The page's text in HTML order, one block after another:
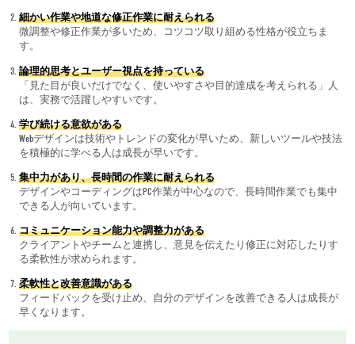
細かい作業や地道な修正作業に耐えられる
微調整や修正作業が多いため、コツコツ取り組める性格が役立ちま
す。
論理的思考とユーザー視点を持っている
「見た目が良いだけでなく、使いやすさや目的達成を考えられる」人
は、実務で活躍しやすいです。
学び続ける意欲がある
Webデザインは技術やトレンドの変化が早いため、新しいツールや技法
を積極的に学べる人は成長が早いです。
集中力があり、長時間の作業に耐えられる
デザインやコーディングはPC作業が中心なので、長時間作業でも集中
できる人が向いています。
コミュニケーション能力や調整力がある
クライアントやチームと連携し、意見を伝えたり修正に対応したりす
る柔軟性が求められます。
柔軟性と改善意識がある
フィードバックを受け止め、自分のデザインを改善できる人は成長が
早くなります。